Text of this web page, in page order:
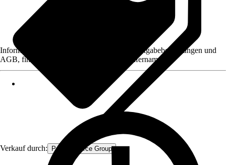
Verkauf durch: Procommerce Group
Informationen des Verkäufers, wie z. B. Rückgabebedingungen und
AGB, finden Sie bei Klick auf den Verkäufernamen.